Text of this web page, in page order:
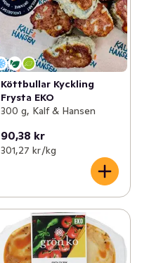
Köttbullar Kyckling
Frysta EKO
300 g, Kalf & Hansen
90,38 kr
301,27 kr /kg